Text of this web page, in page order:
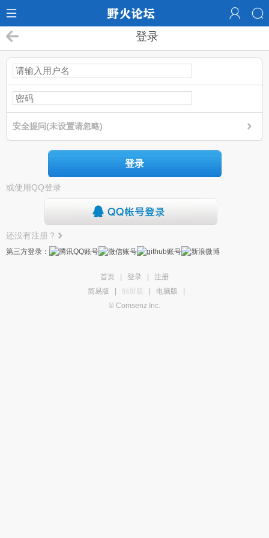
登录
安全提问(未设置请忽略)
登录
或使用QQ登录
还没有注册？
第三方登录：
首页 登录
注册
简易版
触屏版 电脑版
© Comsenz Inc.